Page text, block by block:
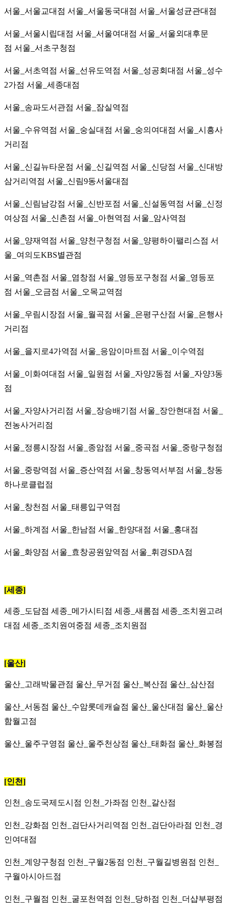
서울_서울교대점 서울_서울동국대점 서울_서울성균관대점
서울_서울시립대점 서울_서울여대점 서울_서울외대후문
점 서울_서초구청점
서울_서초역점 서울_선유도역점 서울_성공회대점 서울_성수
2가점 서울_세종대점
서울_송파도서관점 서울_잠실역점
서울_수유역점 서울_숭실대점 서울_숭의여대점 서울_시흥사
거리점
서울_신길뉴타운점 서울_신길역점 서울_신당점 서울_신대방
삼거리역점 서울_신림9동서울대점
서울_신림남강점 서울_신반포점 서울_신설동역점 서울_신정
여상점 서울_신촌점 서울_아현역점 서울_암사역점
서울_양재역점 서울_양천구청점 서울_양평하이팰리스점 서
울_여의도KBS별관점
서울_역촌점 서울_염창점 서울_영등포구청점 서울_영등포
점 서울_오금점 서울_오목교역점
서울_우림시장점 서울_월곡점 서울_은평구산점 서울_은행사
거리점
서울_을지로4가역점 서울_응암이마트점 서울_이수역점
서울_이화여대점 서울_일원점 서울_자양2동점 서울_자양3동
점
서울_자양사거리점 서울_장승배기점 서울_장안현대점 서울_
전농사거리점
서울_정릉시장점 서울_종암점 서울_중곡점 서울_중랑구청점
서울_중랑역점 서울_증산역점 서울_창동역서부점 서울_창동
하나로클럽점
서울_창천점 서울_태릉입구역점
서울_하계점 서울_한남점 서울_한양대점 서울_홍대점
서울_화양점 서울_효창공원앞역점 서울_휘경SDA점
[세종]
세종_도담점 세종_메가시티점 세종_새롬점 세종_조치원고려
대점 세종_조치원여중점 세종_조치원점
[울산]
울산_고래박물관점 울산_무거점 울산_복산점 울산_삼산점
울산_서동점 울산_수암롯데캐슬점 울산_울산대점 울산_울산
함월고점
울산_울주구영점 울산_울주천상점 울산_태화점 울산_화봉점
[인천]
인천_송도국제도시점 인천_가좌점 인천_갈산점
인천_강화점 인천_검단사거리역점 인천_검단아라점 인천_경
인여대점
인천_계양구청점 인천_구월2동점 인천_구월길병원점 인천_
구월아시아드점
인천_구월점 인천_굴포천역점 인천_당하점 인천_더샵부평점